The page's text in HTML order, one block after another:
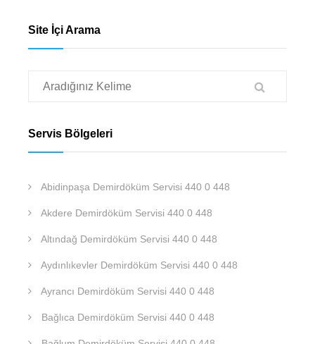
Site İçi Arama
Servis Bölgeleri
Abidinpaşa Demirdöküm Servisi 440 0 448
Akdere Demirdöküm Servisi 440 0 448
Altındağ Demirdöküm Servisi 440 0 448
Aydınlıkevler Demirdöküm Servisi 440 0 448
Ayrancı Demirdöküm Servisi 440 0 448
Bağlıca Demirdöküm Servisi 440 0 448